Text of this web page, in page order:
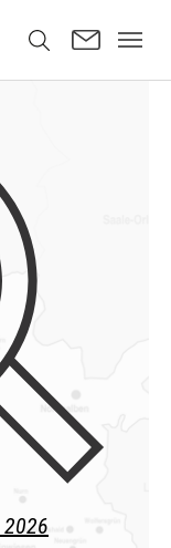
2026